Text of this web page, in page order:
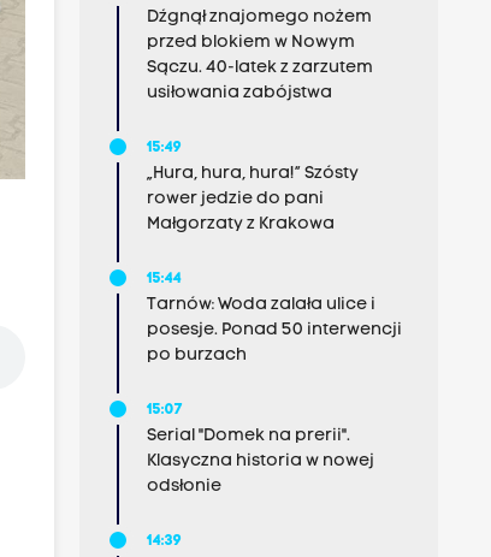
Dźgnął znajomego nożem
przed blokiem w Nowym
Sączu. 40-latek z zarzutem
usiłowania zabójstwa
15:49
„Hura, hura, hura!” Szósty
rower jedzie do pani
Małgorzaty z Krakowa
15:44
Tarnów: Woda zalała ulice i
posesje. Ponad 50 interwencji
po burzach
15:07
Serial "Domek na prerii".
Klasyczna historia w nowej
odsłonie
14:39